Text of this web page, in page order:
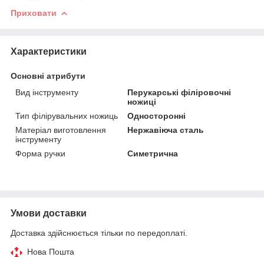
Приховати
Характеристики
Основні атрибути
Вид інструменту
Перукарські філіровочні
ножиці
Тип філірувальних ножиць
Односторонні
Матеріал виготовлення
інструменту
Нержавіюча сталь
Форма ручки Симетрична
Умови доставки
Доставка здійснюється тільки по передоплаті.
Нова Пошта